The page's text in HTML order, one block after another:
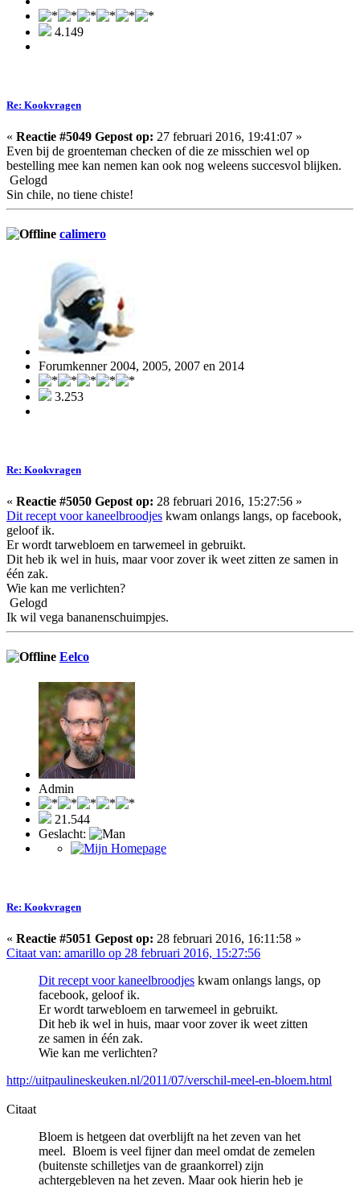
4.149
Re: Kookvragen
« Reactie #5049 Gepost op: 27 februari 2016, 19:41:07 »
Even bij de groenteman checken of die ze misschien wel op
bestelling mee kan nemen kan ook nog weleens succesvol blijken.
Gelogd
Sin chile, no tiene chiste!
calimero
Forumkenner 2004, 2005, 2007 en 2014
3.253
Re: Kookvragen
« Reactie #5050 Gepost op: 28 februari 2016, 15:27:56 »
Dit recept voor kaneelbroodjes kwam onlangs langs, op facebook,
geloof ik.
Er wordt tarwebloem en tarwemeel in gebruikt.
Dit heb ik wel in huis, maar voor zover ik weet zitten ze samen in
één zak.
Wie kan me verlichten?
Gelogd
Ik wil vega bananenschuimpjes.
Eelco
Admin
21.544
Geslacht:
Re: Kookvragen
« Reactie #5051 Gepost op: 28 februari 2016, 16:11:58 »
Citaat van: amarillo op 28 februari 2016, 15:27:56
Dit recept voor kaneelbroodjes kwam onlangs langs, op
facebook, geloof ik.
Er wordt tarwebloem en tarwemeel in gebruikt.
Dit heb ik wel in huis, maar voor zover ik weet zitten
ze samen in één zak.
Wie kan me verlichten?
http://uitpaulineskeuken.nl/2011/07/verschil-meel-en-bloem.html
Citaat
Bloem is hetgeen dat overblijft na het zeven van het
meel. Bloem is veel fijner dan meel omdat de zemelen
(buitenste schilletjes van de graankorrel) zijn
achtergebleven na het zeven. Maar ook hierin heb je